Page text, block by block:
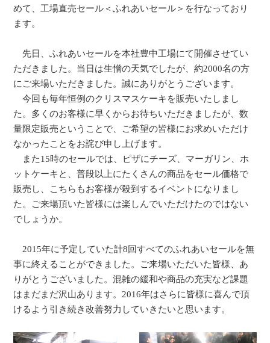
めて、工場直売セール＜ふれあいセール＞を行なっており
ます。
先日、ふれあいセールを本社豊中工場にて開催させてい
ただきました。当日は生憎の天気でしたが、約2000名の方
にご来場いただきました。誠にありがとうございます。
今回も毎年恒例のクリスマスケーキを販売いたしまし
た。多くのお客様に早くからお待ちいただきましたが、数
量限定販売ということで、ご希望の皆様にお求めいただけ
なかったことをお詫び申し上げます。
また15時のセールでは、ピザにチーズ、マーガリン、ホ
ットケーキと、普段以上にたくさんの商品をセール価格で
販売し、こちらもお客様が殺到するイベントになりまし
た。ご来場頂いた皆様には楽しんでいただけたのではない
でしょうか。
2015年に予定していた計8回すべてのふれあいセールを無
事に終えることができました。ご来場いただいた皆様、あ
りがとうございました。混雑の緩和や商品の充実など課題
はまだまだ沢山あります。2016年はさらに皆様に喜んで頂
けるよう引き続き改善努力していきたいと思います。